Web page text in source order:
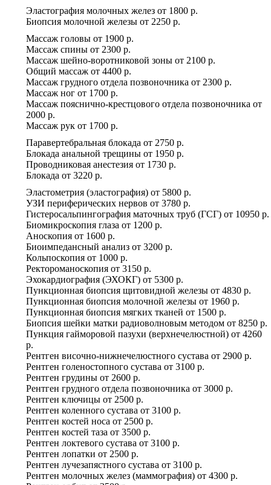
Эластография молочных желез от 1800 р.
Биопсия молочной железы от 2250 р.
Массаж головы от 1900 р.
Массаж спины от 2300 р.
Массаж шейно-воротниковой зоны от 2100 р.
Общий массаж от 4400 р.
Массаж грудного отдела позвоночника от 2300 р.
Массаж ног от 1700 р.
Массаж пояснично-крестцового отдела позвоночника от
2000 р.
Массаж рук от 1700 р.
Паравертебральная блокада от 2750 р.
Блокада анальной трещины от 1950 р.
Проводниковая анестезия от 1730 р.
Блокада от 3220 р.
Эластометрия (эластография) от 5800 р.
УЗИ периферических нервов от 3780 р.
Гистеросальпингография маточных труб (ГСГ) от 10950 р.
Биомикроскопия глаза от 1200 р.
Аноскопия от 1600 р.
Биоимпедансный анализ от 3200 р.
Кольпоскопия от 1000 р.
Ректороманоскопия от 3150 р.
Эхокардиография (ЭХОКГ) от 5300 р.
Пункционная биопсия щитовидной железы от 4830 р.
Пункционная биопсия молочной железы от 1960 р.
Пункционная биопсия мягких тканей от 1500 р.
Биопсия шейки матки радиоволновым методом от 8250 р.
Пункция гайморовой пазухи (верхнечелюстной) от 4260
р.
Рентген височно-нижнечелюстного сустава от 2900 р.
Рентген голеностопного сустава от 3100 р.
Рентген грудины от 2600 р.
Рентген грудного отдела позвоночника от 3000 р.
Рентген ключицы от 2500 р.
Рентген коленного сустава от 3100 р.
Рентген костей носа от 2500 р.
Рентген костей таза от 3500 р.
Рентген локтевого сустава от 3100 р.
Рентген лопатки от 2500 р.
Рентген лучезапястного сустава от 3100 р.
Рентген молочных желез (маммография) от 4300 р.